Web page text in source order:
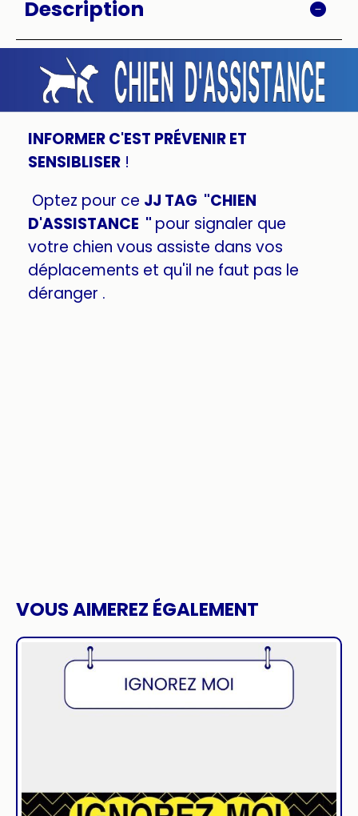
Description
INFORMER C'EST PRÉVENIR ET
SENSIBLISER !
Optez pour ce JJ TAG "CHIEN
D'ASSISTANCE " pour signaler que
votre chien vous assiste dans vos
déplacements et qu'il ne faut pas le
déranger .
VOUS AIMEREZ ÉGALEMENT